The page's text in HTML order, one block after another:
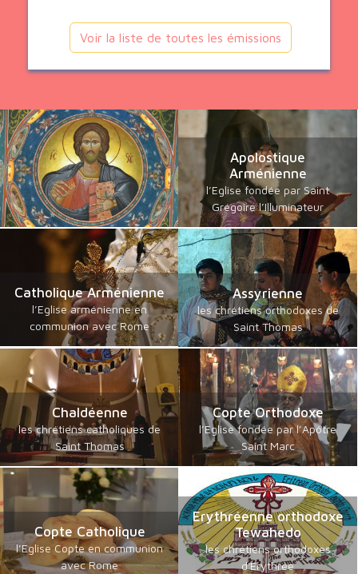
Voir la liste de toutes les émissions
Apolostique
Arménienne
l’Eglise fondée par Saint
Grégoire l’Illuminateur
Catholique Arménienne
l’Eglise arménienne en
communion avec Rome
Assyrienne
les chrétiens orthodoxes de
Saint Thomas
Chaldéenne
les chrétiens catholiques de
Saint Thomas
Copte Orthodoxe
l’Eglise fondée par l’Apôtre
Saint Marc
Copte Catholique
l’Eglise Copte en communion
avec Rome
Erythréenne orthodoxe
Tewahedo
les chrétiens orthodoxes
d'Erythrée